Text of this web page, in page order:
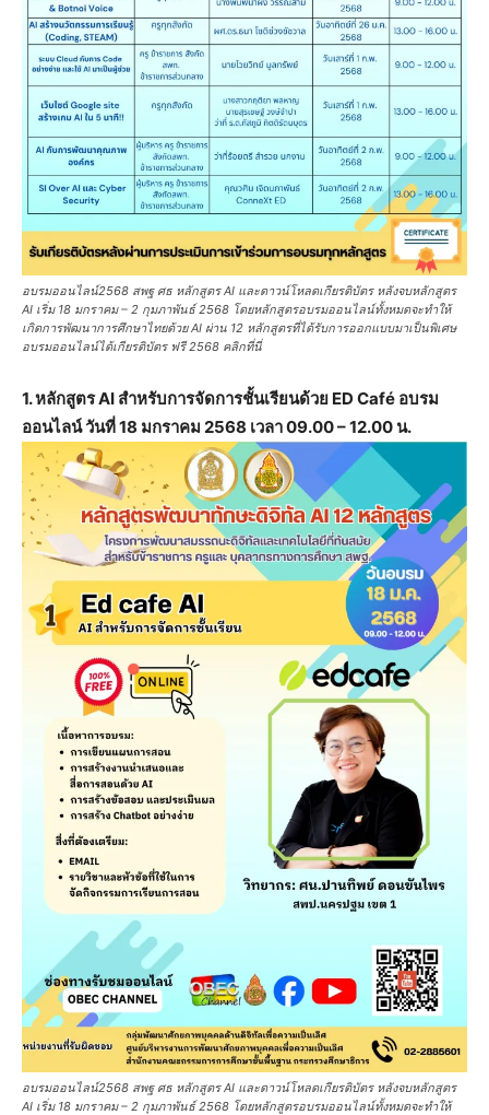
อบรมออนไลน์2568 สพฐ ศธ หลักสูตร AI และดาวน์โหลดเกียรติบัตร หลังจบหลักสูตร
AI เริ่ม 18 มกราคม – 2 กุมภาพันธ์ 2568 โดยหลักสูตรอบรมออนไลน์ทั้งหมดจะทำให้
เกิดการพัฒนาการศึกษาไทยด้วย AI ผ่าน 12 หลักสูตรที่ได้รับการออกแบบมาเป็นพิเศษ
อบรมออนไลน์ได้เกียรติบัตร ฟรี 2568 คลิกที่นี่
1. หลักสูตร AI สำหรับการจัดการชั้นเรียนด้วย ED Café อบรม
ออนไลน์ วันที่ 18 มกราคม 2568 เวลา 09.00 – 12.00 น.
อบรมออนไลน์2568 สพฐ ศธ หลักสูตร AI และดาวน์โหลดเกียรติบัตร หลังจบหลักสูตร
AI เริ่ม 18 มกราคม – 2 กุมภาพันธ์ 2568 โดยหลักสูตรอบรมออนไลน์ทั้งหมดจะทำให้